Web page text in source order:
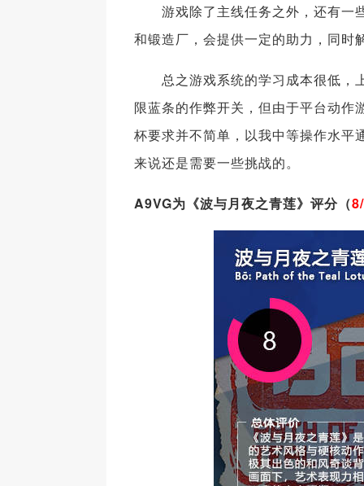
游戏除了主线任务之外，还有一
和锻造厂，会提供一定的助力，同时
总之游戏系统的学习成本很低，
限蓝条的作弊开关，但由于平台动作
杯要求并不简单，以我中等操作水平
来说还是需要一些挑战的。
A9VG为《波与月夜之青莲》评分（